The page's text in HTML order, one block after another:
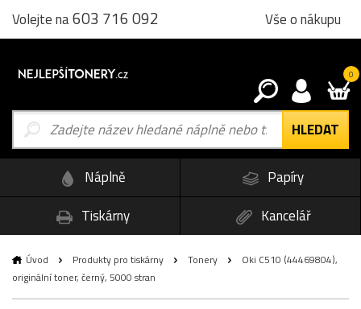
Volejte na603 716 092 Vše o nákupu
0
Náplně
Papíry
Tiskárny
Kancelář
Úvod Produkty pro tiskárny Tonery
Oki C510 (44469804),
originální toner, černý, 5000 stran